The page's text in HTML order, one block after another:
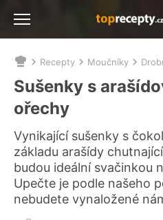
Nacházíte
se
zde:
Recepty Moučníky
Sušenky s
ořechy
Vynikající sušenky s
základu arašídy
budou ideální svačinkou
Upečte je podle našeho
nebudete vynaložené